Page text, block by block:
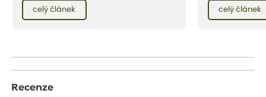
červencové zahrady. Sklizeň rybízu do kuchyně
vnese neuvěřitelný klid a radost. A taky trochu
bezstarostnosti dětství při mlsání babiččina
celý článek
Evropy. Koneckonců, i Petr Hapka
slavnou písničku
zpěvačky Hany
celý článek
Recenze